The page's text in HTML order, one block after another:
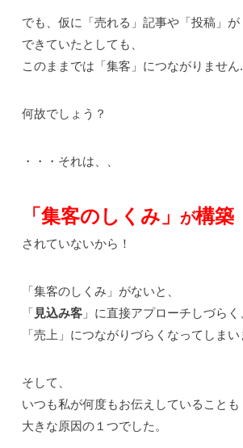
でも、仮に「売れる」記事や「投稿」が
できていたとしても、
このままでは「集客」につながりません
何故でしょう？
・・・それは、、
「集客のしくみ」 が構築
されていないから！
「集客のしくみ」がないと、
「見込み客」に直接アプローチしづらく、
「売上」につながりづらくなってしまい
そして、
いつも私が何度もお伝えしていることも
大きな原因の１つでした。